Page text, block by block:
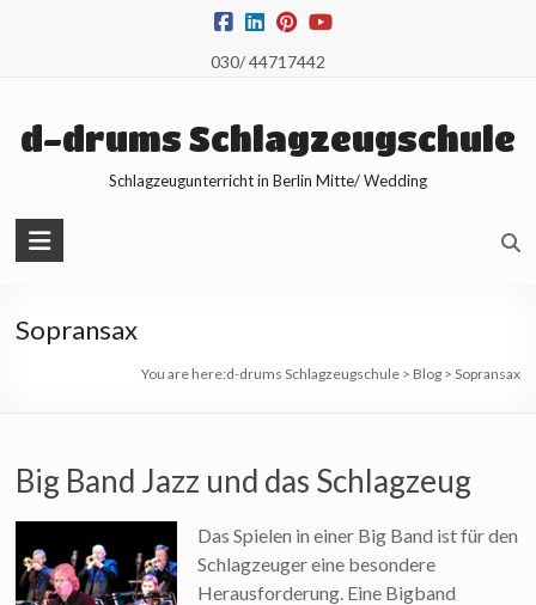
030/ 44717442
d-drums Schlagzeugschule
Schlagzeugunterricht in Berlin Mitte/ Wedding
Sopransax
You are here:d-drums Schlagzeugschule> Blog> Sopransax
Big Band Jazz und das Schlagzeug
Das Spielen in einer Big Band ist für den
Schlagzeuger eine besondere
Herausforderung. Eine Bigband